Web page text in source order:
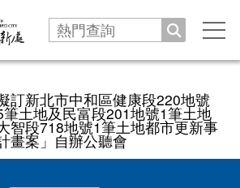
搜尋
手
單
沿革發展
處長介紹
公告
訂新北市中和區健康段220地號
筆土地及民富段201地號1筆土地
智段718地號1筆土地都市更新事
畫案」自辦公聽會